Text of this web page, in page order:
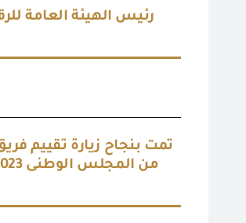
رئيس الهيئة العامة
تمت بنجاح زيارة تقييم